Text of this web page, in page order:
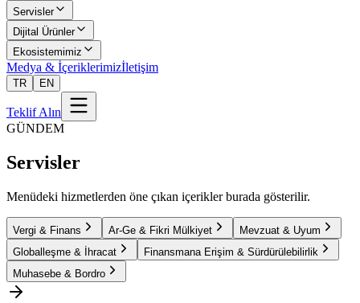
Servisler
Dijital Ürünler
Ekosistemimiz
Medya & İçeriklerimizİletişim
TR EN
Teklif Alın
GÜNDEM
Servisler
Menüdeki hizmetlerden öne çıkan içerikler burada gösterilir.
Vergi & Finans Ar-Ge & Fikri Mülkiyet
Mevzuat & Uyum
Globalleşme & İhracat
Finansmana Erişim & Sürdürülebilirlik
Muhasebe & Bordro